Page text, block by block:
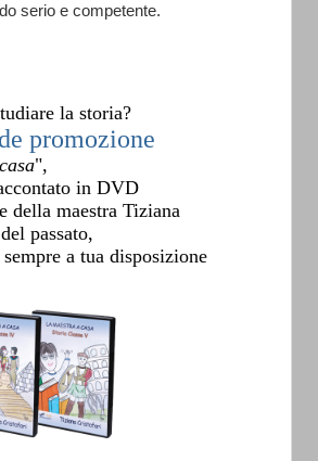
serio e competente.
la storia?
promozione
",
in DVD
della maestra Tiziana
passato,
a tua disposizione